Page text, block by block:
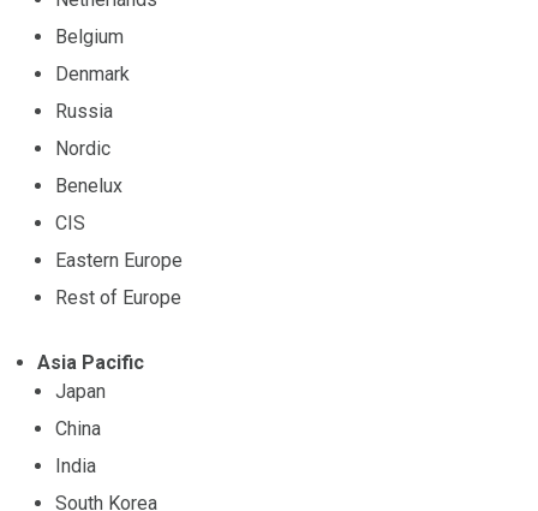
Belgium
Denmark
Russia
Nordic
Benelux
CIS
Eastern Europe
Rest of Europe
Asia Pacific
Japan
China
India
South Korea